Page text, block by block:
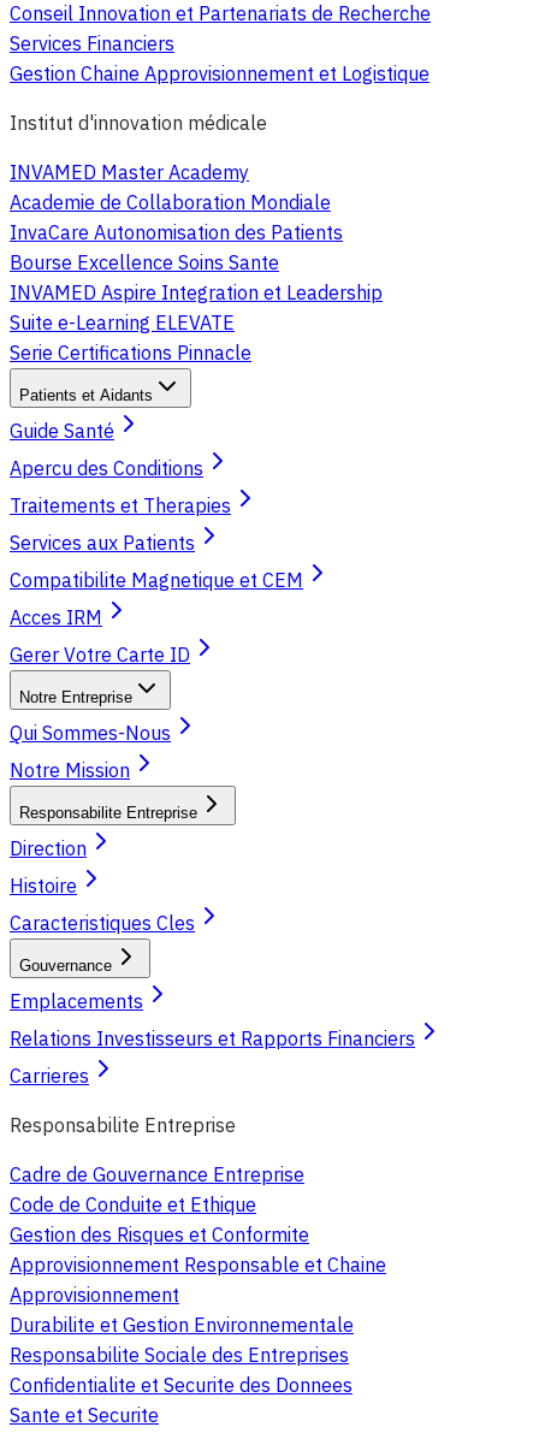
Conseil Innovation et Partenariats de Recherche
Services Financiers
Gestion Chaine Approvisionnement et Logistique
Institut d'innovation médicale
INVAMED Master Academy
Academie de Collaboration Mondiale
InvaCare Autonomisation des Patients
Bourse Excellence Soins Sante
INVAMED Aspire Integration et Leadership
Suite e-Learning ELEVATE
Serie Certifications Pinnacle
Patients et Aidants
Guide Santé
Apercu des Conditions
Traitements et Therapies
Services aux Patients
Compatibilite Magnetique et CEM
Acces IRM
Gerer Votre Carte ID
Notre Entreprise
Qui Sommes-Nous
Notre Mission
Responsabilite Entreprise
Direction
Histoire
Caracteristiques Cles
Gouvernance
Emplacements
Relations Investisseurs et Rapports Financiers
Carrieres
Responsabilite Entreprise
Cadre de Gouvernance Entreprise
Code de Conduite et Ethique
Gestion des Risques et Conformite
Approvisionnement Responsable et Chaine
Approvisionnement
Durabilite et Gestion Environnementale
Responsabilite Sociale des Entreprises
Confidentialite et Securite des Donnees
Sante et Securite